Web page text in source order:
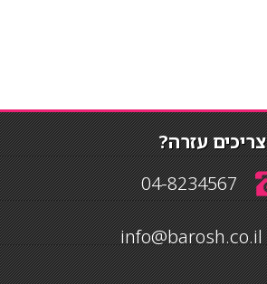
צריכים עזרה?
04-8234567
info@barosh.co.il